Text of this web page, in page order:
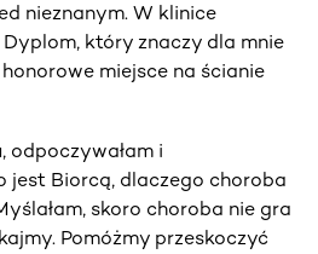
nieznanym. W klinice
który znaczy dla mnie
miejsce na ścianie
odpoczywałam i
jest Biorcą, dlaczego choroba
skoro choroba nie gra
Pomóżmy przeskoczyć